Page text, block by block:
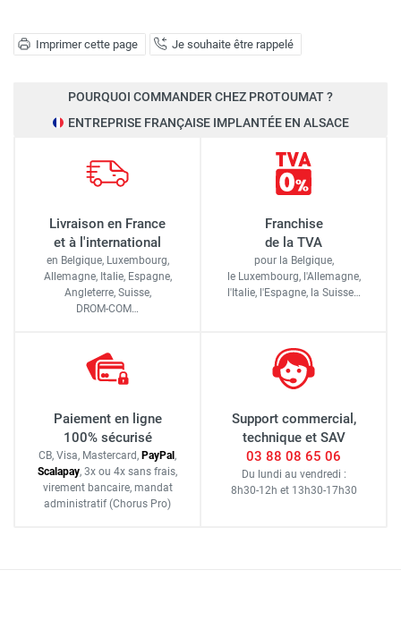
Imprimer cette page Je souhaite être rappelé
POURQUOI COMMANDER CHEZ PROTOUMAT ?
ENTREPRISE FRANÇAISE IMPLANTÉE EN ALSACE
Livraison en France
et à l'international
en Belgique, Luxembourg,
Allemagne, Italie, Espagne,
Angleterre, Suisse,
DROM-COM…
Franchise
de la TVA
pour la Belgique,
le Luxembourg, l'Allemagne,
l'Italie, l'Espagne, la Suisse…
Paiement en ligne
100% sécurisé
CB, Visa, Mastercard, PayPal,
Scalapay, 3x ou 4x sans frais,
virement bancaire, mandat
administratif (Chorus Pro)
Support commercial,
technique et SAV
03 88 08 65 06
Du lundi au vendredi :
8h30-12h et 13h30-17h30